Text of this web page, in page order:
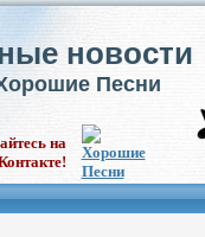
новости
Песни
на